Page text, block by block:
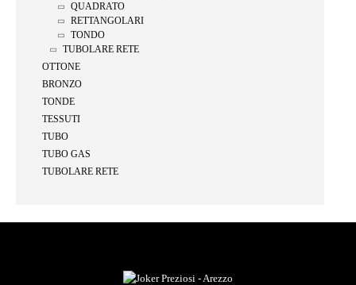
QUADRATO
RETTANGOLARI
TONDO
TUBOLARE RETE
OTTONE
BRONZO
TONDE
TESSUTI
TUBO
TUBO GAS
TUBOLARE RETE